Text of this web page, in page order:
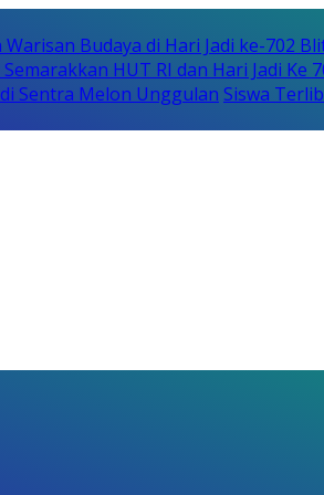
Budaya di Hari Jadi ke-702
HUT RI dan Hari Jadi Ke
Sentra Melon Unggulan Siswa